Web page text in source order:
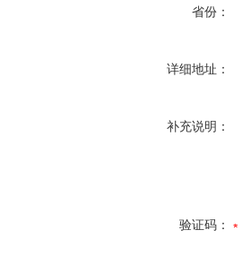
省份：
详细地址：
补充说明：
验证码：